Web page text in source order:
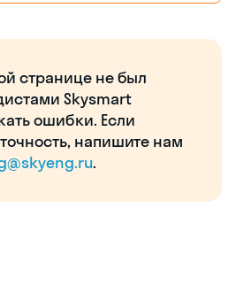
странице не был
Skysmart
ошибки. Если
напишите нам
.